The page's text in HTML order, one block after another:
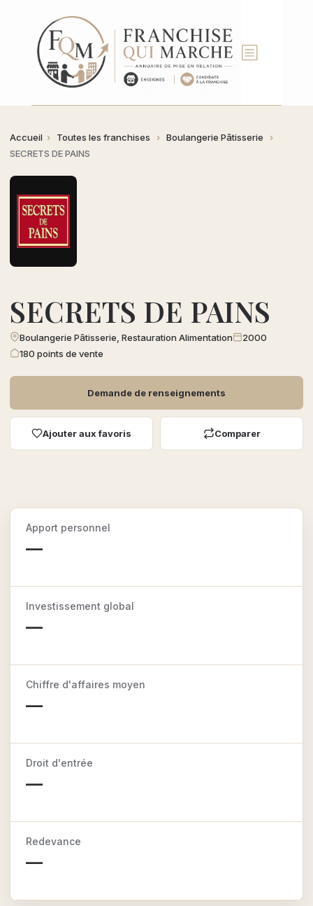
b
Accueil › Toutes les franchises › Boulangerie Pâtisserie
›
SECRETS DE PAINS
SECRETS DE PAINS
Boulangerie Pâtisserie, Restauration Alimentation
2000
180 points de vente
Demande de renseignements
Ajouter aux favoris Comparer
Apport personnel
—
Investissement global
—
Chiffre d'affaires moyen
—
Droit d'entrée
—
Redevance
—